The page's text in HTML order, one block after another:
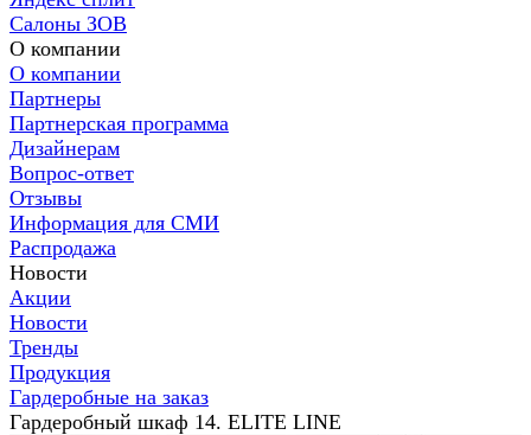
Салоны ЗОВ
О компании
О компании
Партнеры
Партнерская программа
Дизайнерам
Вопрос-ответ
Отзывы
Информация для СМИ
Распродажа
Новости
Акции
Новости
Тренды
Продукция
Гардеробные на заказ
Гардеробный шкаф 14. ELITE LINE